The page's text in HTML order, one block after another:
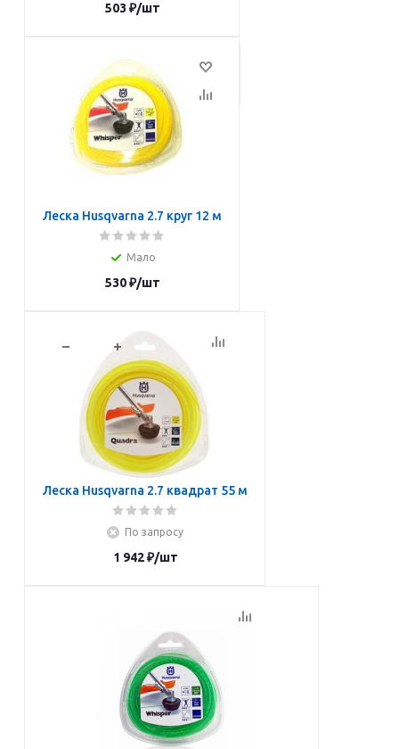
503 ₽/шт
Подписаться
Леска Husqvarna 2.7 круг 12 м
Мало
530₽/шт
Леска Husqvarna 2.7 квадрат 55 м
По запросу
1 942₽/шт